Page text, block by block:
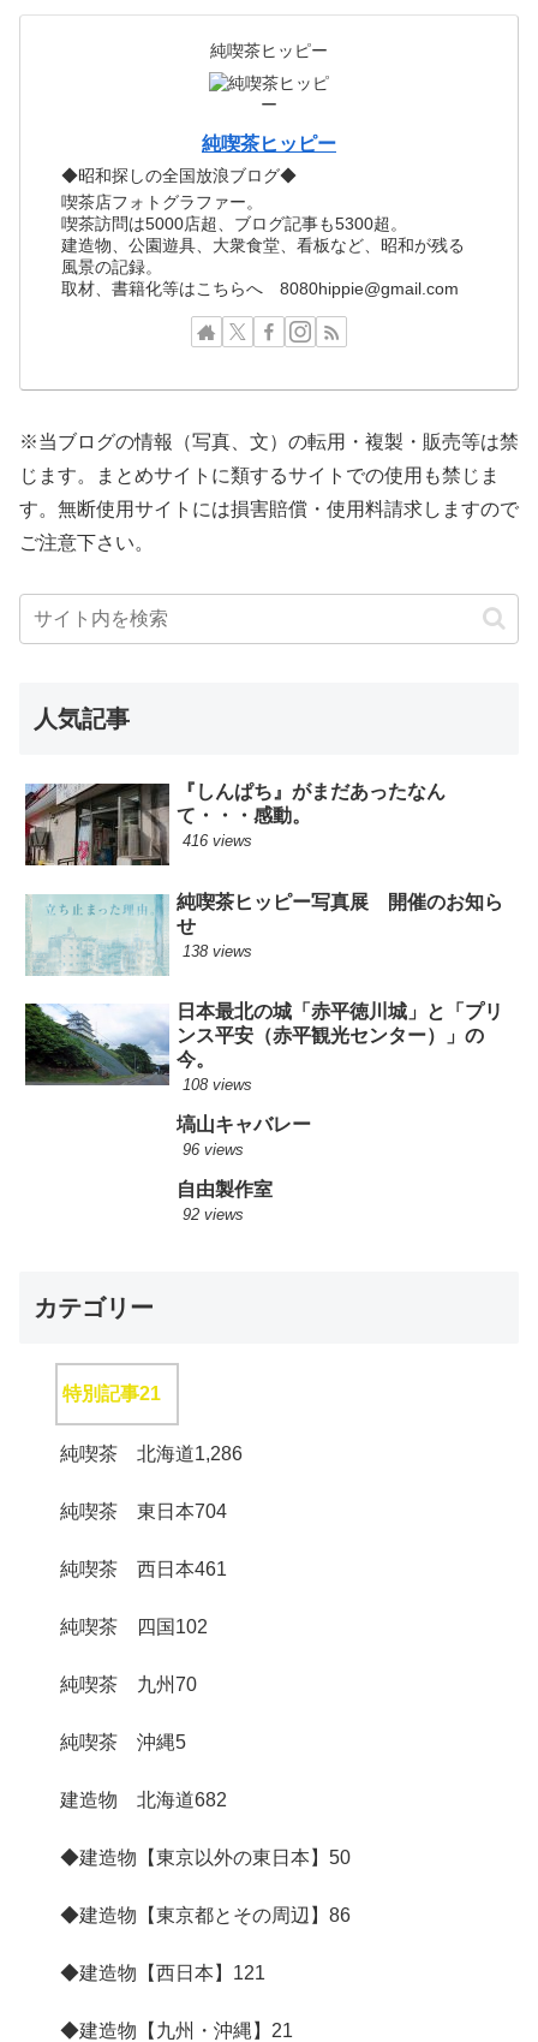
純喫茶ヒッピー
純喫茶ヒッピー
◆昭和探しの全国放浪ブログ◆
喫茶店フォトグラファー。
喫茶訪問は5000店超、ブログ記事も5300超。
建造物、公園遊具、大衆食堂、看板など、昭和が残る
風景の記録。
取材、書籍化等はこちらへ 8080hippie@gmail.com
※当ブログの情報（写真、文）の転用・複製・販売等は禁
じます。まとめサイトに類するサイトでの使用も禁じま
す。無断使用サイトには損害賠償・使用料請求しますので
ご注意下さい。
人気記事
『しんぱち』がまだあったなん
て・・・感動。
416 views
純喫茶ヒッピー写真展 開催のお知ら
せ
138 views
日本最北の城「赤平徳川城」と「プリ
ンス平安（赤平観光センター）」の
今。
108 views
塙山キャバレー
96 views
自由製作室
92 views
カテゴリー
特別記事21
純喫茶 北海道1,286
純喫茶 東日本704
純喫茶 西日本461
純喫茶 四国 102
純喫茶 九州70
純喫茶 沖縄5
建造物 北海道682
◆建造物【東京以外の東日本】 50
◆建造物【東京都とその周辺】 86
◆建造物【西日本】 121
◆建造物【九州・沖縄】 21